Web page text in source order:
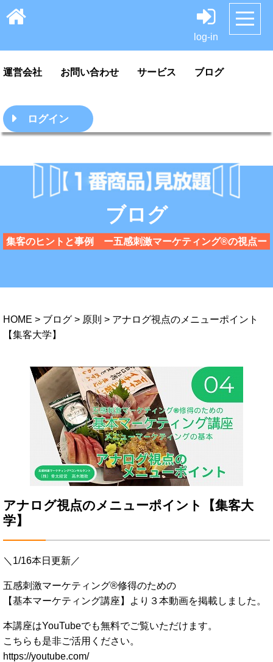
log-in
HOME 料金案内・ご利用方法
運営会社 お問い合わせ サービス ブログ
ログイン
ブログ
集客のヒントと事例 ー五感刺激マーケティング®の視点ー
HOME > ブログ > 原則 > アナログ視点のメニューポイント
【集客大学】
アナログ視点のメニューポイント【集客大
学】
＼1/16本日更新／
五感刺激マーケティング®修得のための
【基本マーケティング講座】より３本動画を掲載しました。
本講座はYouTubeでも無料でご覧いただけます。
こちらも是非ご活用ください。
https://youtube.com/